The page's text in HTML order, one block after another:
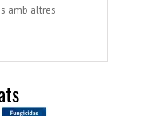
amb altres